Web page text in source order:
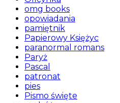
omg books
opowiadania
pamiętnik
Papierowy Księżyc
paranormal romans
Paryż
Pascal
patronat
pies
Pismo święte